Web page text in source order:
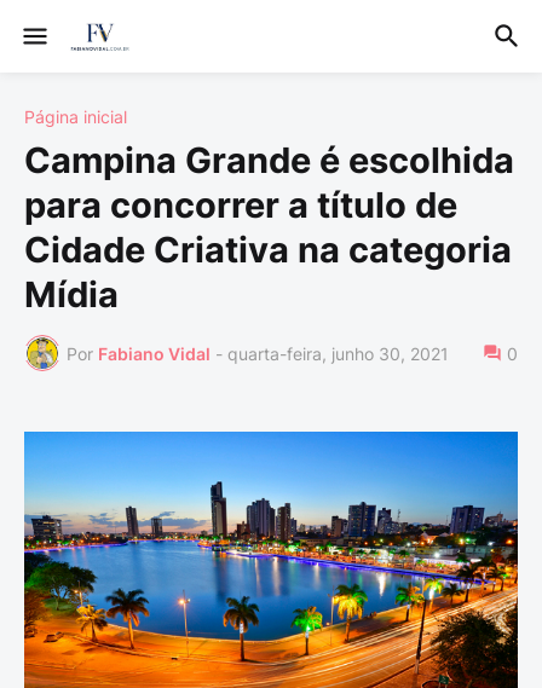
Página inicial
Campina Grande é escolhida
para concorrer a título de
Cidade Criativa na categoria
Mídia
Por Fabiano Vidal - quarta-feira, junho 30, 2021 0